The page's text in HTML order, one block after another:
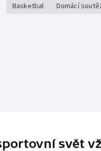
Basketbal Domácí
svět